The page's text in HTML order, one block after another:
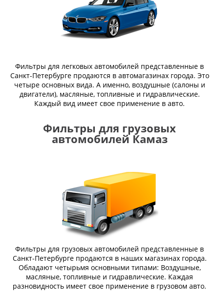
Фильтры для легковых автомобилей представленные в
Санкт-Петербурге продаются в автомагазинах города. Это
четыре основных вида. А именно, воздушные (салоны и
двигатели), масляные, топливные и гидравлические.
Каждый вид имеет свое применение в авто.
Фильтры для грузовых
автомобилей Камаз
Фильтры для грузовых автомобилей представленные в
Санкт-Петербурге продаются в наших магазинах города.
Обладают четырьмя основными типами: Воздушные,
масляные, топливные и гидравлические. Каждая
разновидность имеет свое применение в грузовом авто.